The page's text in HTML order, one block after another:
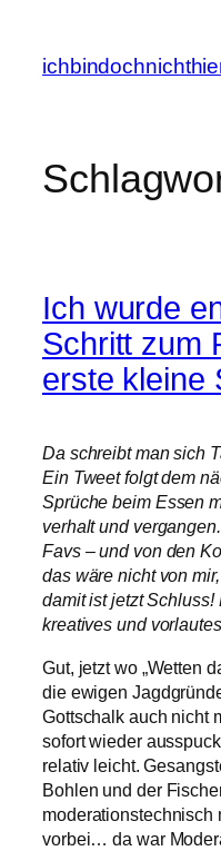
springen
Ich wurde
Schritt zum
erste kleine
Da schreibt man sich
Ein Tweet folgt dem
Sprüche beim Essen
verhalt und
Favs – und von den
das wäre nicht von
damit ist jetzt
kreatives und
Gut, jetzt wo „Wetten
die ewigen
Gottschalk auch nicht
sofort wieder
relativ leicht.
Bohlen und der
moderationstechnisch
vorbei… da war